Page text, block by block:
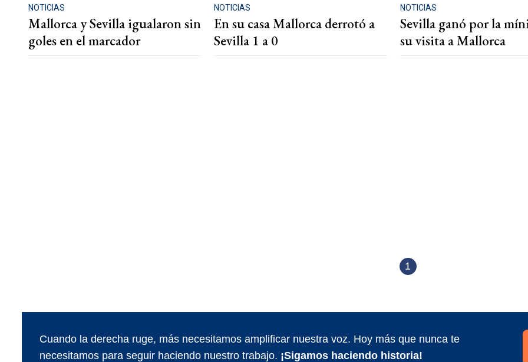
NOTICIAS
Mallorca y Sevilla igualaron sin
goles en el marcador
NOTICIAS
En su casa Mallorca derrotó a
Sevilla 1 a 0
NOTICIAS
Sevilla ganó por la
su visita a Mallorca
1
Cuando la derecha ruge, más necesitamos amplificar nuestra voz. Hoy más que nunca te
necesitamos para seguir haciendo nuestro trabajo. ¡Sigamos haciendo historia!